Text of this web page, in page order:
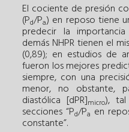
El cociente de presión
(Pd/Pa) en reposo tiene
predecir la
demás NHPR tienen el
(0,89); en estudios de
fueron los mejores
siempre, con una
menor, no obstante,
diastólica [dPR]micro),
secciones “Pd/Pa en
constante”.